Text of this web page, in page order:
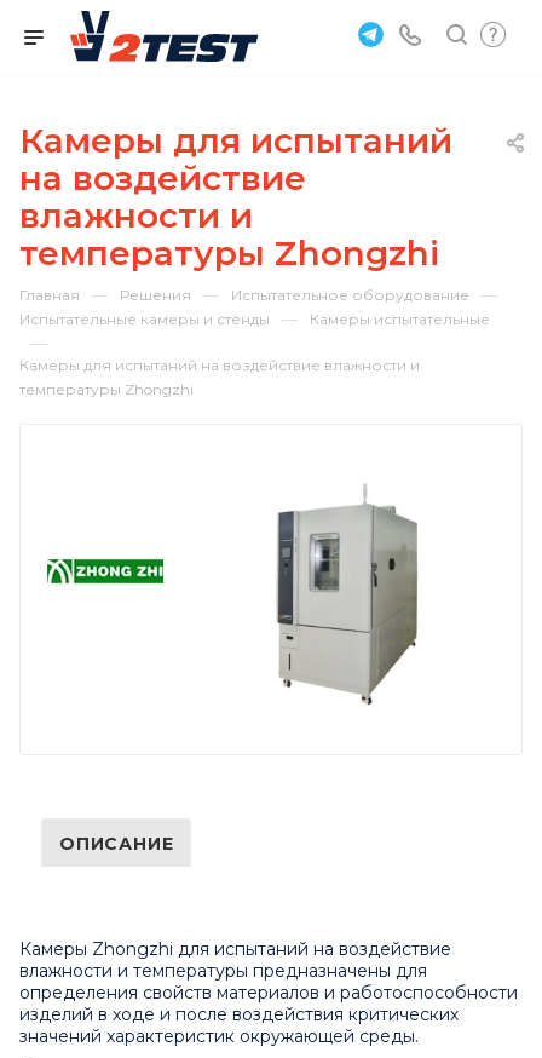
Камеры для испытаний
на воздействие
влажности и
температуры Zhongzhi
Главная — Решения — Испытательное оборудование —
Испытательные камеры и стенды — Камеры испытательные
—
Камеры для испытаний на воздействие влажности и
температуры Zhongzhi
ОПИСАНИЕ
Камеры Zhongzhi для испытаний на воздействие
влажности и температуры предназначены для
определения свойств материалов и работоспособности
изделий в ходе и после воздействия критических
значений характеристик окружающей среды.